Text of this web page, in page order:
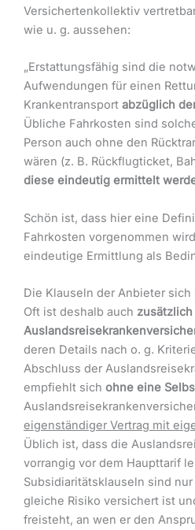
Versichertenkollektiv
wie u. g. aussehen:
„Erstattungsfähig sind die
Aufwendungen für einen
Krankentransport abzüglich
Übliche Fahrkosten sind
Person auch ohne den
wären (z. B. Rückflugticket,
diese eindeutig ermittelt
Schön ist, dass hier eine
Fahrkosten vorgenommen
eindeutige Ermittlung als
Die Klauseln der Anbieter
Oft ist deshalb auch
deren Details nach o. g.
Abschluss der
empfiehlt sich ohne eine
eigenständiger Vertrag mit
Üblich ist, dass die
vorrangig vor dem Haupttarif
Subsidiaritätsklauseln sind
gleiche Risiko versichert ist
freisteht, an wen er den